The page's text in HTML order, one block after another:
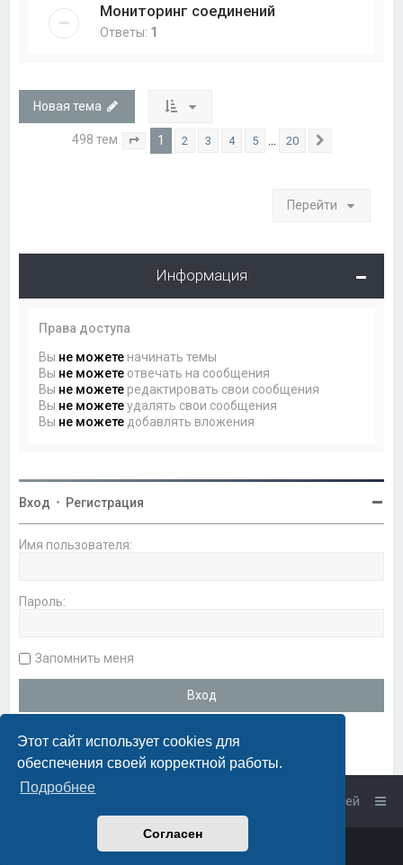
Этот сайт использует cookies для
обеспечения своей корректной работы.
Подробнее
Согласен
Мониторинг соединений
Ответы: 1
Новая тема
498 тем Страница из 20
1 2 3 4 5 20
Перейти
Информация
Права доступа
Вы не можете начинать темы
Вы не можете отвечать на сообщения
Вы не можете редактировать свои сообщения
Вы не можетеудалять свои сообщения
Вы не можете добавлять вложения
Вход • Регистрация
Имя пользователя:
Пароль:
Запомнить меня
Связаться с администрацией
phpBB
PlanetStyles